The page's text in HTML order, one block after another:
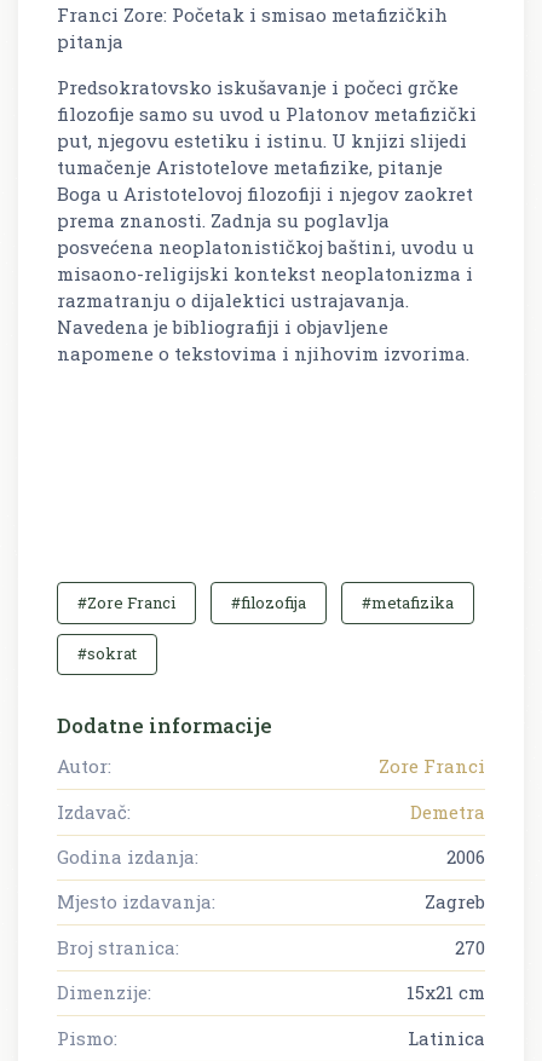
Franci Zore: Početak i smisao metafizičkih
pitanja
Predsokratovsko iskušavanje i počeci grčke
filozofije samo su uvod u Platonov metafizički
put, njegovu estetiku i istinu. U knjizi slijedi
tumačenje Aristotelove metafizike, pitanje
Boga u Aristotelovoj filozofiji i njegov zaokret
prema znanosti. Zadnja su poglavlja
posvećena neoplatonističkoj baštini, uvodu u
misaono-religijski kontekst neoplatonizma i
razmatranju o dijalektici ustrajavanja.
Navedena je bibliografiji i objavljene
napomene o tekstovima i njihovim izvorima.
#Zore Franci #filozofija #metafizika
#sokrat
Dodatne informacije
Autor:
Zore Franci
Izdavač:
Demetra
Godina izdanja:
2006
Mjesto izdavanja:
Zagreb
Broj stranica:
270
Dimenzije:
15x21 cm
Pismo:
Latinica